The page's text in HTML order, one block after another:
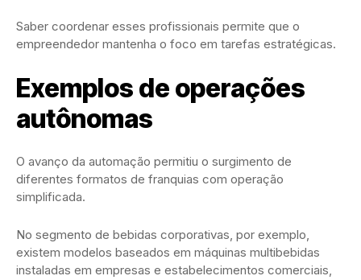
Saber coordenar esses profissionais permite que o
empreendedor mantenha o foco em tarefas estratégicas.
Exemplos de operações
autônomas
O avanço da automação permitiu o surgimento de
diferentes formatos de franquias com operação
simplificada.
No segmento de bebidas corporativas, por exemplo,
existem modelos baseados em máquinas multibebidas
instaladas em empresas e estabelecimentos comerciais,